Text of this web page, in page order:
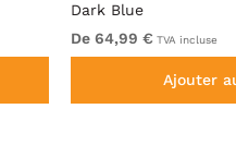
Dark Blue
De 64,99 € TVA incluse
Ajouter